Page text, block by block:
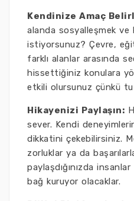
Kendinize Amaç
alanda sosyalleşmek
istiyorsunuz? Çevre,
farklı alanlar arasında
hissettiğiniz konulara
etkili olursunuz çünkü
Hikayenizi Paylaşın:
sever. Kendi
dikkatini çekebilirsiniz.
zorluklar ya da
paylaşdığınızda
bağ kuruyor olacaklar.